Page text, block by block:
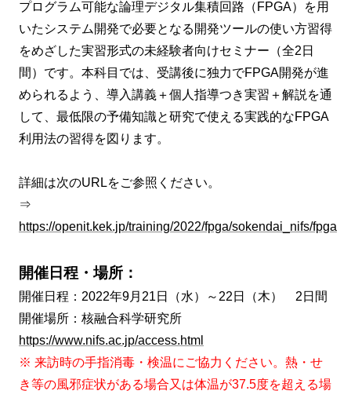
プログラム可能な論理デジタル集積回路（FPGA）を用
いたシステム開発で必要となる開発ツールの使い方習得
をめざした実習形式の未経験者向けセミナー（全2日
間）です。本科目では、受講後に独力でFPGA開発が進
められるよう、導入講義＋個人指導つき実習＋解説を通
して、最低限の予備知識と研究で使える実践的なFPGA
利用法の習得を図ります。
詳細は次のURLをご参照ください。
⇒
https://openit.kek.jp/training/2022/fpga/sokendai_nifs/fpga
開催日程・場所：
開催日程：2022年9月21日（水）～22日（木） 2日間
開催場所：核融合科学研究所
https://www.nifs.ac.jp/access.html
※ 来訪時の手指消毒・検温にご協力ください。熱・せ
き等の風邪症状がある場合又は体温が37.5度を超える場